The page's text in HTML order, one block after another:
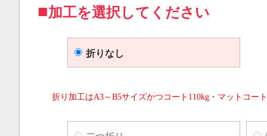
加工を選択してください
折りなし
折り加工はA3～B5サイズかつコート110kg・マットコー